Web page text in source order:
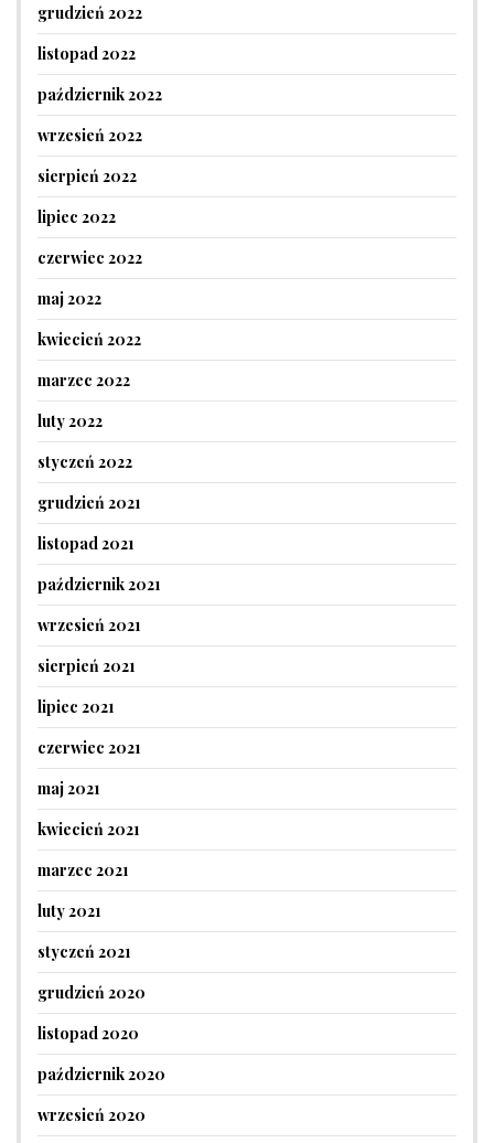
grudzień 2022
listopad 2022
październik 2022
wrzesień 2022
sierpień 2022
lipiec 2022
czerwiec 2022
maj 2022
kwiecień 2022
marzec 2022
luty 2022
styczeń 2022
grudzień 2021
listopad 2021
październik 2021
wrzesień 2021
sierpień 2021
lipiec 2021
czerwiec 2021
maj 2021
kwiecień 2021
marzec 2021
luty 2021
styczeń 2021
grudzień 2020
listopad 2020
październik 2020
wrzesień 2020